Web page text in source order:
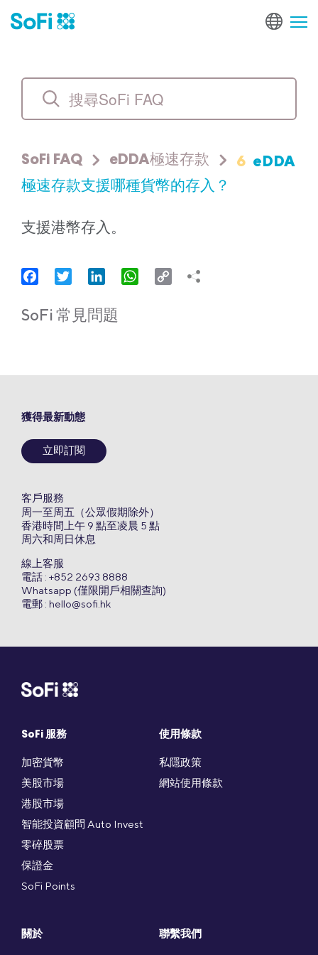
SoFi FAQ eDDA極速存款 6 eDDA
極速存款支援哪種貨幣的存入？
支援港幣存入。
FacebookTwitter LinkedInWhatsApp
Copy
SoFi 常見問題
SoFi 服務
加密貨幣
美股市場
港股市場
智能投資顧問 Auto Invest
零碎股票
保證金
SoFi Points
使用條款
私隱政策
網站使用條款
關於 聯繫我們
獲得最新動態
立即訂閱
客戶服務
周一至周五（公眾假期除外）
香港時間上午 9 點至凌晨 5 點
周六和周日休息
線上客服
電話 : +852 2693 8888
Whatsapp (僅限開戶相關查詢)
電郵 : hello@sofi.hk